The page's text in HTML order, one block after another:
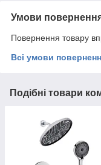
Умови
Повернення товару
Всі умови
Подібні товари